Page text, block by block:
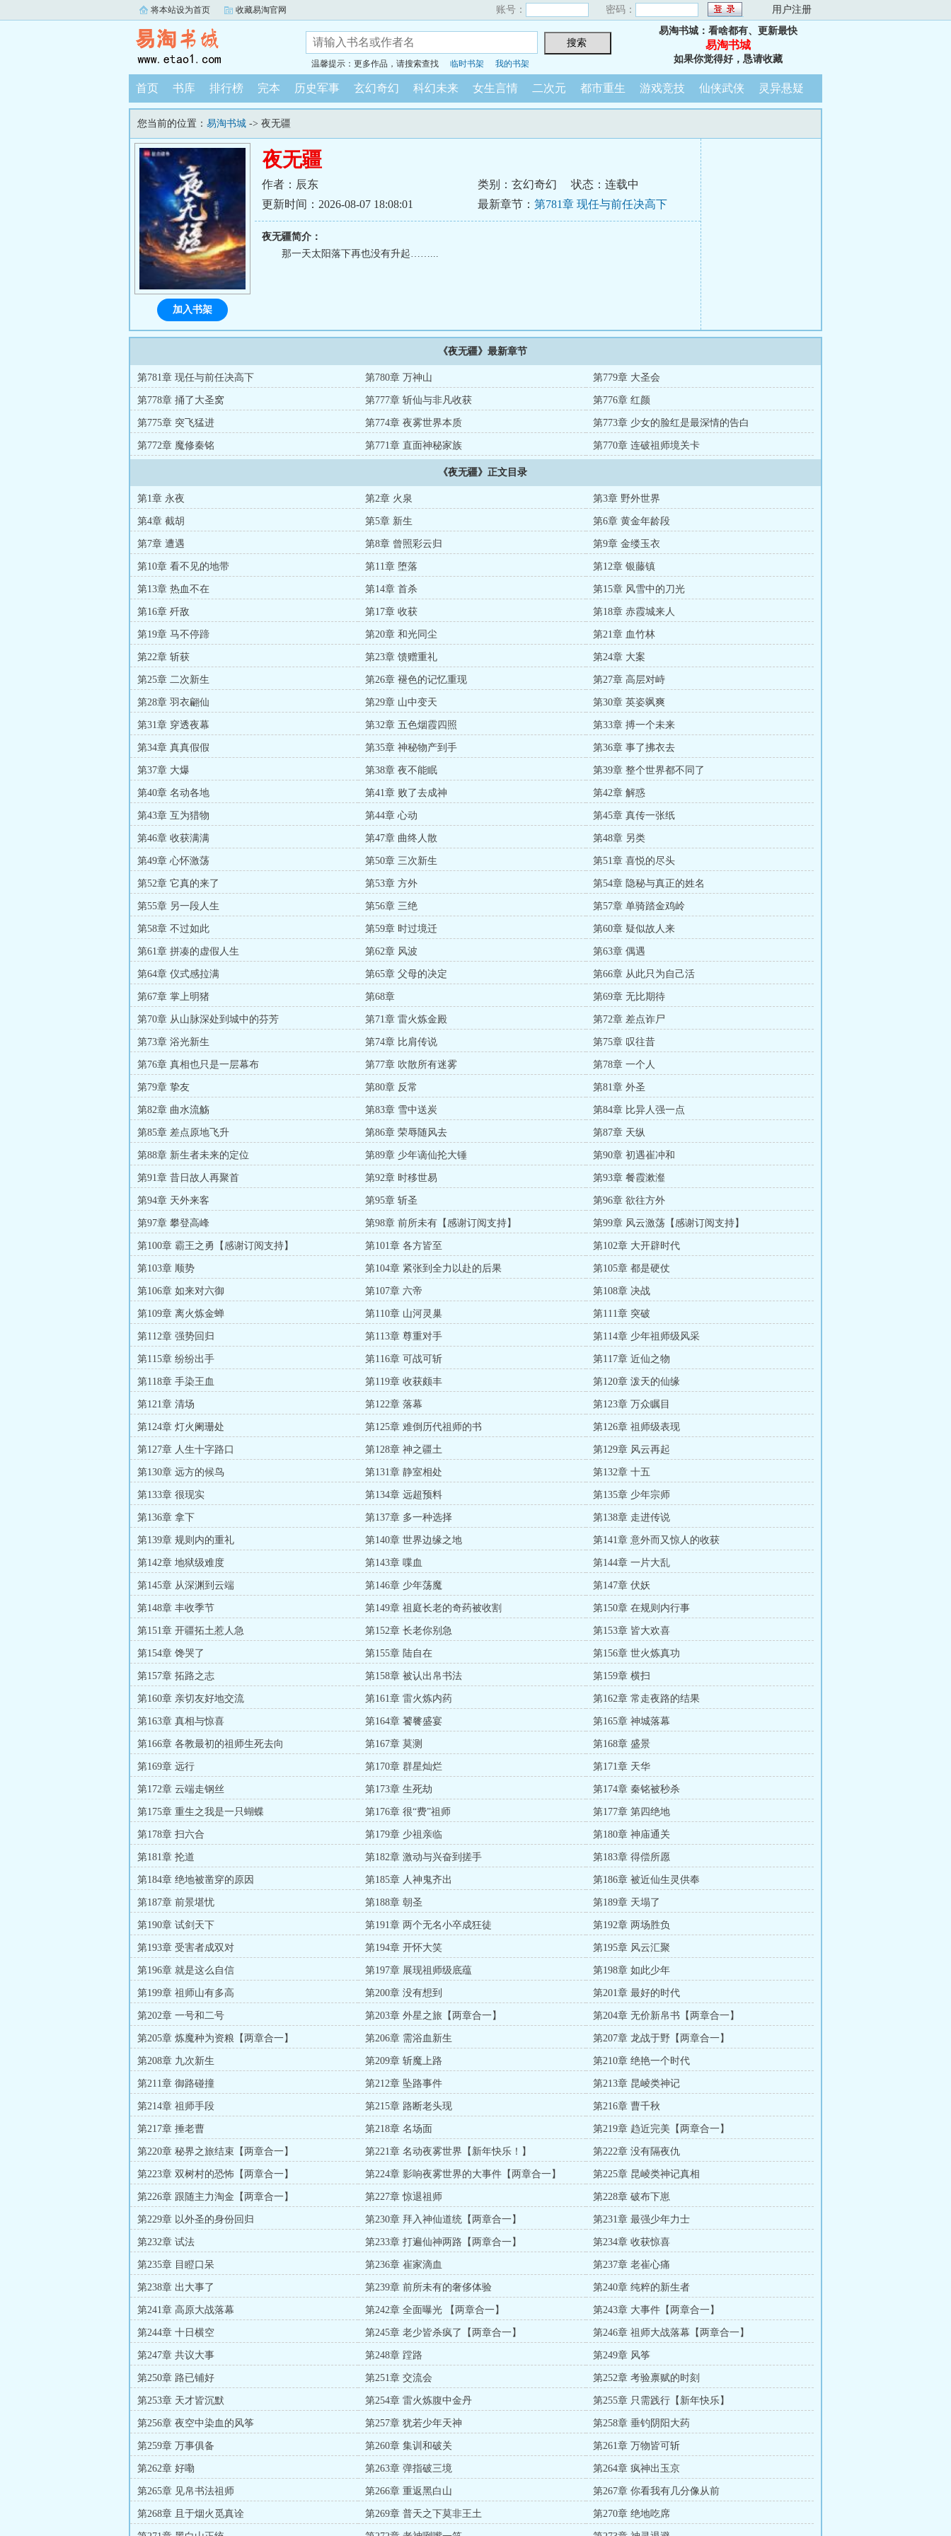
将本站设为首页 收藏易淘官网 账号： 密码： 用户注册
温馨提示：更多作品，请搜索查找 临时书架 我的书架
易淘书城：看啥都有、更新最快
易淘书城
如果你觉得好，恳请收藏
首页 书库 排行榜 完本 历史军事 玄幻奇幻 科幻未来 女生言情 二次元 都市重生 游戏竞技 仙侠武侠 灵异悬疑
您当前的位置： 易淘书城 -> 夜无疆
夜无疆
作者：辰东 类别：玄幻奇幻
状态：连载中
更新时间：2026-08-07 18:08:01
最新章节： 第781章 现任与前任决高下
夜无疆简介：
那一天太阳落下再也没有升起……...
加入书架
《夜无疆》最新章节
第781章 现任与前任决高下 第780章 万神山 第779章 大圣会
第778章 捅了大圣窝 第777章 斩仙与非凡收获 第776章 红颜
第775章 突飞猛进 第774章 夜雾世界本质 第773章 少女的脸红是最深情的告白
第772章 魔修秦铭 第771章 直面神秘家族 第770章 连破祖师境关卡
《夜无疆》正文目录
第1章 永夜 第2章 火泉 第3章 野外世界
第4章 截胡 第5章 新生 第6章 黄金年龄段
第7章 遭遇 第8章 曾照彩云归 第9章 金缕玉衣
第10章 看不见的地带 第11章 堕落 第12章 银藤镇
第13章 热血不在 第14章 首杀 第15章 风雪中的刀光
第16章 歼敌 第17章 收获 第18章 赤霞城来人
第19章 马不停蹄 第20章 和光同尘 第21章 血竹林
第22章 斩获 第23章 馈赠重礼 第24章 大案
第25章 二次新生 第26章 褪色的记忆重现 第27章 高层对峙
第28章 羽衣翩仙 第29章 山中变天 第30章 英姿飒爽
第31章 穿透夜幕 第32章 五色烟霞四照 第33章 搏一个未来
第34章 真真假假 第35章 神秘物产到手 第36章 事了拂衣去
第37章 大爆 第38章 夜不能眠 第39章 整个世界都不同了
第40章 名动各地 第41章 败了去成神 第42章 解惑
第43章 互为猎物 第44章 心动 第45章 真传一张纸
第46章 收获满满 第47章 曲终人散 第48章 另类
第49章 心怀激荡 第50章 三次新生 第51章 喜悦的尽头
第52章 它真的来了 第53章 方外 第54章 隐秘与真正的姓名
第55章 另一段人生 第56章 三绝 第57章 单骑踏金鸡岭
第58章 不过如此 第59章 时过境迁 第60章 疑似故人来
第61章 拼凑的虚假人生 第62章 风波 第63章 偶遇
第64章 仪式感拉满 第65章 父母的决定 第66章 从此只为自己活
第67章 掌上明猪 第68章 第69章 无比期待
第70章 从山脉深处到城中的芬芳 第71章 雷火炼金殿 第72章 差点诈尸
第73章 浴光新生 第74章 比肩传说 第75章 叹往昔
第76章 真相也只是一层幕布 第77章 吹散所有迷雾 第78章 一个人
第79章 挚友 第80章 反常 第81章 外圣
第82章 曲水流觞 第83章 雪中送炭 第84章 比异人强一点
第85章 差点原地飞升 第86章 荣辱随风去 第87章 天纵
第88章 新生者未来的定位 第89章 少年谪仙抡大锤 第90章 初遇崔冲和
第91章 昔日故人再聚首 第92章 时移世易 第93章 餐霞漱瀣
第94章 天外来客 第95章 斩圣 第96章 欲往方外
第97章 攀登高峰 第98章 前所未有【感谢订阅支持】 第99章 风云激荡【感谢订阅支持】
第100章 霸王之勇【感谢订阅支持】 第101章 各方皆至 第102章 大开辟时代
第103章 顺势 第104章 紧张到全力以赴的后果 第105章 都是硬仗
第106章 如来对六御 第107章 六帝 第108章 决战
第109章 离火炼金蝉 第110章 山河灵巢 第111章 突破
第112章 强势回归 第113章 尊重对手 第114章 少年祖师级风采
第115章 纷纷出手 第116章 可战可斩 第117章 近仙之物
第118章 手染王血 第119章 收获颇丰 第120章 泼天的仙缘
第121章 清场 第122章 落幕 第123章 万众瞩目
第124章 灯火阑珊处 第125章 难倒历代祖师的书 第126章 祖师级表现
第127章 人生十字路口 第128章 神之疆土 第129章 风云再起
第130章 远方的候鸟 第131章 静室相处 第132章 十五
第133章 很现实 第134章 远超预料 第135章 少年宗师
第136章 拿下 第137章 多一种选择 第138章 走进传说
第139章 规则内的重礼 第140章 世界边缘之地 第141章 意外而又惊人的收获
第142章 地狱级难度 第143章 喋血 第144章 一片大乱
第145章 从深渊到云端 第146章 少年荡魔 第147章 伏妖
第148章 丰收季节 第149章 祖庭长老的奇药被收割 第150章 在规则内行事
第151章 开疆拓土惹人急 第152章 长老你别急 第153章 皆大欢喜
第154章 馋哭了 第155章 陆自在 第156章 世火炼真功
第157章 拓路之志 第158章 被认出帛书法 第159章 横扫
第160章 亲切友好地交流 第161章 雷火炼内药 第162章 常走夜路的结果
第163章 真相与惊喜 第164章 饕餮盛宴 第165章 神城落幕
第166章 各教最初的祖师生死去向 第167章 莫测 第168章 盛景
第169章 远行 第170章 群星灿烂 第171章 天华
第172章 云端走钢丝 第173章 生死劫 第174章 秦铭被秒杀
第175章 重生之我是一只蝴蝶 第176章 很“费”祖师 第177章 第四绝地
第178章 扫六合 第179章 少祖亲临 第180章 神庙通关
第181章 抡道 第182章 激动与兴奋到搓手 第183章 得偿所愿
第184章 绝地被凿穿的原因 第185章 人神鬼齐出 第186章 被近仙生灵供奉
第187章 前景堪忧 第188章 朝圣 第189章 天塌了
第190章 试剑天下 第191章 两个无名小卒成狂徒 第192章 两场胜负
第193章 受害者成双对 第194章 开怀大笑 第195章 风云汇聚
第196章 就是这么自信 第197章 展现祖师级底蕴 第198章 如此少年
第199章 祖师山有多高 第200章 没有想到 第201章 最好的时代
第202章 一号和二号 第203章 外星之旅【两章合一】 第204章 无价新帛书【两章合一】
第205章 炼魔种为资粮【两章合一】 第206章 需浴血新生 第207章 龙战于野【两章合一】
第208章 九次新生 第209章 斩魔上路 第210章 绝艳一个时代
第211章 御路碰撞 第212章 坠路事件 第213章 昆崚类神记
第214章 祖师手段 第215章 路断老头现 第216章 曹千秋
第217章 捶老曹 第218章 名场面 第219章 趋近完美【两章合一】
第220章 秘界之旅结束【两章合一】 第221章 名动夜雾世界【新年快乐！】 第222章 没有隔夜仇
第223章 双树村的恐怖【两章合一】 第224章 影响夜雾世界的大事件【两章合一】 第225章 昆崚类神记真相
第226章 跟随主力淘金【两章合一】 第227章 惊退祖师 第228章 破布下崽
第229章 以外圣的身份回归 第230章 拜入神仙道统【两章合一】 第231章 最强少年力士
第232章 试法 第233章 打遍仙神两路【两章合一】 第234章 收获惊喜
第235章 目瞪口呆 第236章 崔家滴血 第237章 老崔心痛
第238章 出大事了 第239章 前所未有的奢侈体验 第240章 纯粹的新生者
第241章 高原大战落幕 第242章 全面曝光 【两章合一】 第243章 大事件【两章合一】
第244章 十日横空 第245章 老少皆杀疯了【两章合一】 第246章 祖师大战落幕【两章合一】
第247章 共议大事 第248章 蹚路 第249章 风筝
第250章 路已铺好 第251章 交流会 第252章 考验禀赋的时刻
第253章 天才皆沉默 第254章 雷火炼腹中金丹 第255章 只需践行【新年快乐】
第256章 夜空中染血的风筝 第257章 犹若少年天神 第258章 垂钓阴阳大药
第259章 万事俱备 第260章 集训和破关 第261章 万物皆可斩
第262章 好嘞 第263章 弹指破三境 第264章 疯神出玉京
第265章 见帛书法祖师 第266章 重返黑白山 第267章 你看我有几分像从前
第268章 且于烟火觅真诠 第269章 普天之下莫非王土 第270章 绝地吃席